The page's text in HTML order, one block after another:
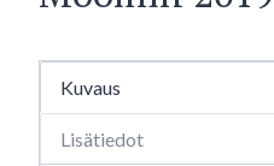
Kuvaus
Lisätiedot